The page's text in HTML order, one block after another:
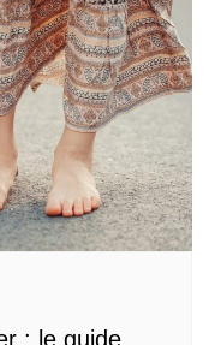
: le guide